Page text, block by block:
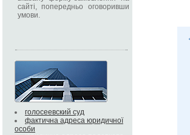
сайті, попередньо оговоривши
умови.
голосеевский суд
фактична адреса юридичної
особи